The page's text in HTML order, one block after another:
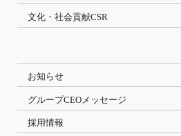
文化・社会貢献CSR
お知らせ
グループCEOメッセージ
採用情報